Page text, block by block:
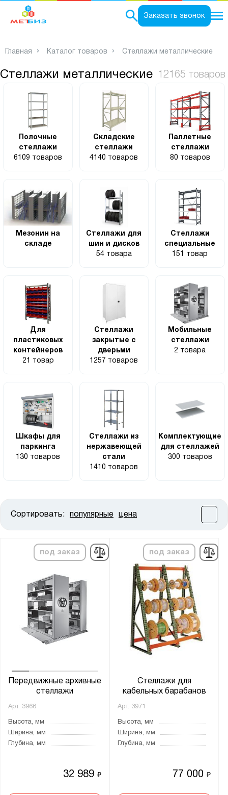
Заказать звонок
Главная Каталог товаров Стеллажи металлические
Стеллажи металлические 12165 товаров
Полочные
стеллажи
6109 товаров
Складские
стеллажи
4140 товаров
Паллетные
стеллажи
80 товаров
Мезонин на
складе
Стеллажи для
шин и дисков
54 товара
Стеллажи
специальные
151 товар
Для
пластиковых
контейнеров
21 товар
Стеллажи
закрытые с
дверьми
1257 товаров
Мобильные
стеллажи
2 товара
Шкафы для
паркинга
130 товаров
Стеллажи из
нержавеющей
стали
1410 товаров
Комплектующие
для стеллажей
300 товаров
Сортировать: популярные цена
под заказ
Передвижные архивные
стеллажи
Арт. 3966
Высота, мм
Ширина, мм
Глубина, мм
32 989₽
под заказ
Стеллажи для
кабельных барабанов
Арт. 3971
Высота, мм
Ширина, мм
Глубина, мм
77 000₽
от
Ширина, мм:
от до
от до
Тип покрытия поверхности:
оцинкованное
Количество полок, шт.: